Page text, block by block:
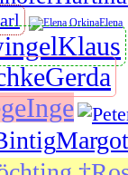
Elena
Klaus
Gerda
Inge
Margot